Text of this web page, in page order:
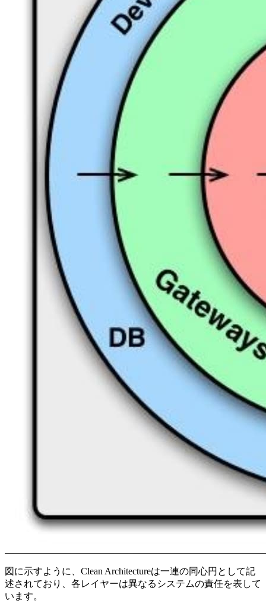
図に示すように、Clean Architectureは一連の同心円として記
述されており、各レイヤーは異なるシステムの責任を表して
います。